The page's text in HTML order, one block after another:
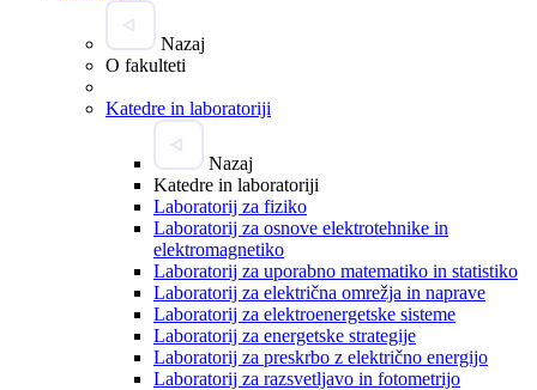
Nazaj
O fakulteti
Katedre in laboratoriji
Nazaj
Katedre in laboratoriji
Laboratorij za fiziko
Laboratorij za osnove elektrotehnike in
elektromagnetiko
Laboratorij za uporabno matematiko in statistiko
Laboratorij za električna omrežja in naprave
Laboratorij za elektroenergetske sisteme
Laboratorij za energetske strategije
Laboratorij za preskrbo z električno energijo
Laboratorij za razsvetljavo in fotometrijo